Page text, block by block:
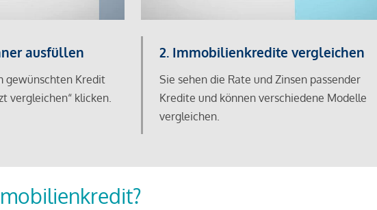
ausfüllen
gewünschten Kredit
vergleichen“ klicken.
2. Immobilienkredite vergleichen
Sie sehen die Rate und Zinsen passender
Kredite und können verschiedene Modelle
vergleichen.